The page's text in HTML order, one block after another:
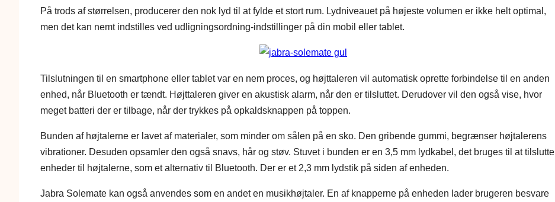
På trods af størrelsen, producerer den nok lyd til at fylde et stort rum. Lydniveauet på højeste volumen er ikke helt optimal,
men det kan nemt indstilles ved udligningsordning-indstillinger på din mobil eller tablet.
Tilslutningen til en smartphone eller tablet var en nem proces, og højttaleren vil automatisk oprette forbindelse til en anden
enhed, når Bluetooth er tændt. Højttaleren giver en akustisk alarm, når den er tilsluttet. Derudover vil den også vise, hvor
meget batteri der er tilbage, når der trykkes på opkaldsknappen på toppen.
Bunden af højtalerne er lavet af materialer, som minder om sålen på en sko. Den gribende gummi, begrænser højtalerens
vibrationer. Desuden opsamler den også snavs, hår og støv. Stuvet i bunden er en 3,5 mm lydkabel, det bruges til at tilslutte
enheder til højtalerne, som et alternativ til Bluetooth. Der er et 2,3 mm lydstik på siden af enheden.
Jabra Solemate kan også anvendes som en andet en musikhøjtaler. En af knapperne på enheden lader brugeren besvare